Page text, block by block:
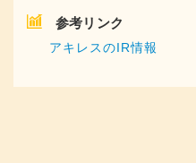
参考リンク
アキレスのIR情報